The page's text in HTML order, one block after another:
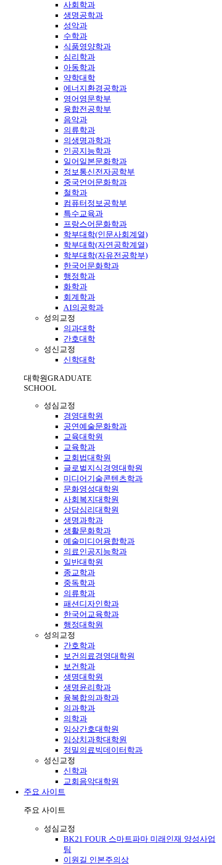
사회학과
생명공학과
성악과
수학과
식품영양학과
심리학과
아동학과
약학대학
에너지환경공학과
영어영문학부
융합전공학부
음악과
의류학과
의생명과학과
인공지능학과
일어일본문화학과
정보통신전자공학부
중국언어문화학과
철학과
컴퓨터정보공학부
특수교육과
프랑스어문화학과
학부대학(인문사회계열)
학부대학(자연공학계열)
학부대학(자유전공학부)
한국어문화학과
행정학과
화학과
회계학과
AI의공학과
성의교정
의과대학
간호대학
성신교정
신학대학
대학원GRADUATE
SCHOOL
성심교정
경영대학원
공연예술문화학과
교육대학원
교육학과
교회법대학원
글로벌지식경영대학원
미디어기술콘텐츠학과
문화영성대학원
사회복지대학원
상담심리대학원
생명과학과
생활문화학과
예술미디어융합학과
의료인공지능학과
일반대학원
종교학과
중독학과
의류학과
패션디자인학과
한국어교육학과
행정대학원
성의교정
간호학과
보건의료경영대학원
보건학과
생명대학원
생명윤리학과
융복합의과학과
의과학과
의학과
임상간호대학원
임상치과학대학원
정밀의료빅데이터학과
성신교정
신학과
교회음악대학원
주요 사이트
주요 사이트
성심교정
BK21 FOUR 스마트파마 미래인재 양성사업
팀
이원길 인본주의상